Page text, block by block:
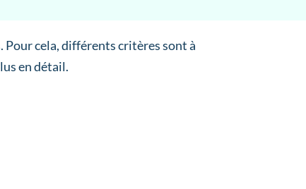
Pour cela, différents critères sont à
en détail.